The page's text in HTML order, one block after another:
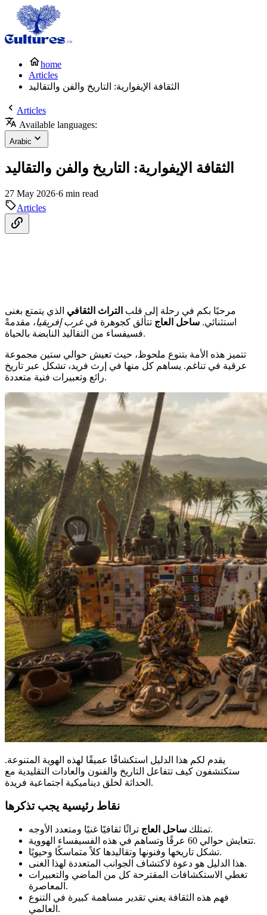
home
Articles
الثقافة الإيفوارية: التاريخ والفن والتقاليد
Articles
Available languages:
Arabic
الثقافة الإيفوارية: التاريخ والفن والتقاليد
27 May 2026·6 min read
Articles
مرحبًا بكم في رحلة إلى قلب التراث الثقافي الذي يتمتع بغنى
استثنائي. ساحل العاج تتألق كجوهرة فيغرب إفريقيا، مقدمةً
فسيفساء من التقاليد النابضة بالحياة.
تتميز هذه الأمة بتنوع ملحوظ، حيث تعيش حوالي ستين مجموعة
عرقية في تناغم. يساهم كل منها في إرث فريد، تشكل عبر تاريخ
رائع وتعبيرات فنية متعددة.
يقدم لكم هذا الدليل استكشافًا عميقًا لهذه الهوية المتنوعة.
ستكتشفون كيف تتفاعل التاريخ والفنون والعادات التقليدية مع
الحداثة لخلق ديناميكية اجتماعية فريدة.
نقاط رئيسية يجب تذكرها
تمتلك ساحل العاج
تراثًا ثقافيًا غنيًا ومتعدد الأوجه.
تتعايش حوالي 60 عرقًا وتساهم في هذه الفسيفساء الهووية.
تشكل تاريخها وفنونها وتقاليدها كلاً متماسكًا وحيويًا.
هذا الدليل هو دعوة لاكتشاف الجوانب المتعددة لهذا الغنى.
تغطي الاستكشافات المقترحة كل من الماضي والتعبيرات
المعاصرة.
فهم هذه الثقافة يعني تقدير مساهمة كبيرة في التنوع
العالمي.